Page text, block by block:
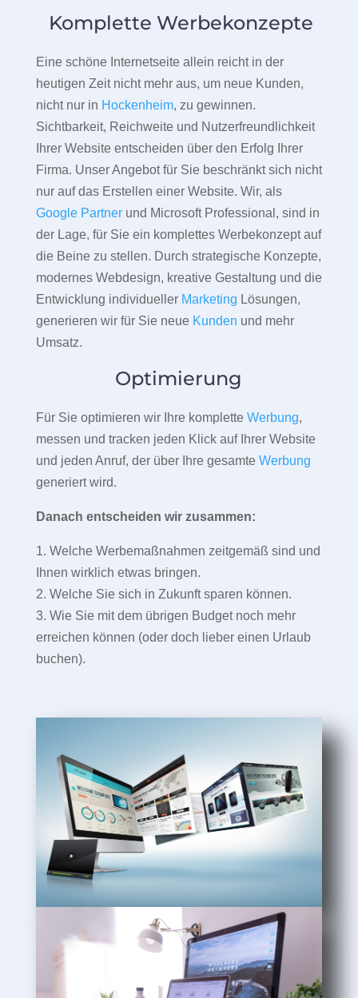
Komplette Werbekonzepte
Eine schöne Internetseite allein reicht in der
heutigen Zeit nicht mehr aus, um neue Kunden,
nicht nur in Hockenheim, zu gewinnen.
Sichtbarkeit, Reichweite und Nutzerfreundlichkeit
Ihrer Website entscheiden über den Erfolg Ihrer
Firma. Unser Angebot für Sie beschränkt sich nicht
nur auf das Erstellen einer Website. Wir, als
Google Partnerund Microsoft Professional, sind in
der Lage, für Sie ein komplettes Werbekonzept auf
die Beine zu stellen. Durch strategische Konzepte,
modernes Webdesign, kreative Gestaltung und die
Entwicklung individueller Marketing Lösungen,
generieren wir für Sie neue Kunden und mehr
Umsatz.
Optimierung
Für Sie optimieren wir Ihre komplette Werbung,
messen und tracken jeden Klick auf Ihrer Website
und jeden Anruf, der über Ihre gesamte Werbung
generiert wird.
Danach entscheiden wir zusammen:
1. Welche Werbemaßnahmen zeitgemäß sind und
Ihnen wirklich etwas bringen.
2. Welche Sie sich in Zukunft sparen können.
3. Wie Sie mit dem übrigen Budget noch mehr
erreichen können (oder doch lieber einen Urlaub
buchen).